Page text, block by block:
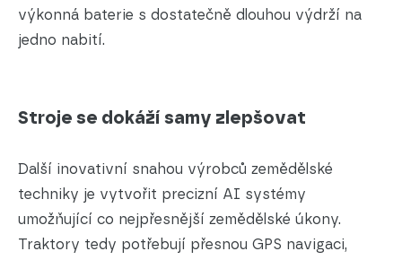
výkonná baterie s dostatečně dlouhou výdrží na
jedno nabití.
Stroje se dokáží samy zlepšovat
Další inovativní snahou výrobců zemědělské
techniky je vytvořit precizní AI systémy
umožňující co nejpřesnější zemědělské úkony.
Traktory tedy potřebují přesnou GPS navigaci,